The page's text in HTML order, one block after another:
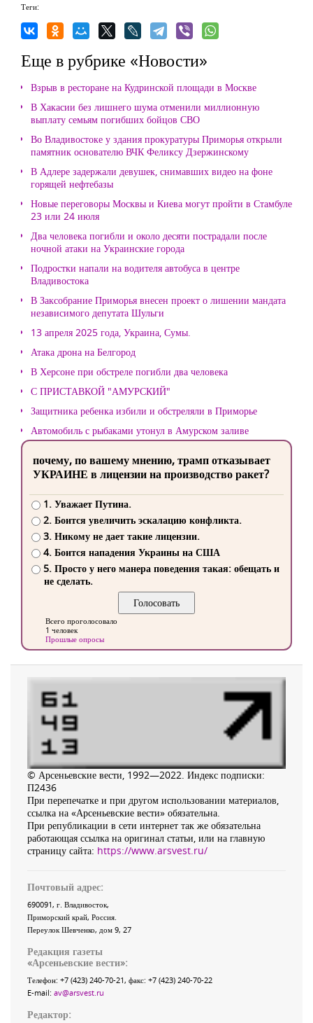
Теги:
Еще в рубрике «Новости»
Взрыв в ресторане на Кудринской площади в Москве
В Хакасии без лишнего шума отменили миллионную
выплату семьям погибших бойцов СВО
Во Владивостоке у здания прокуратуры Приморья открыли
памятник основателю ВЧК Феликсу Дзержинскому
В Адлере задержали девушек, снимавших видео на фоне
горящей нефтебазы
Новые переговоры Москвы и Киева могут пройти в Стамбуле
23 или 24 июля
Два человека погибли и около десяти пострадали после
ночной атаки на Украинские города
Подростки напали на водителя автобуса в центре
Владивостока
В Заксобрание Приморья внесен проект о лишении мандата
независимого депутата Шульги
13 апреля 2025 года, Украина, Сумы.
Атака дрона на Белгород
В Херсоне при обстреле погибли два человека
С ПРИСТАВКОЙ "АМУРСКИЙ"
Защитника ребенка избили и обстреляли в Приморье
Автомобиль с рыбаками утонул в Амурском заливе
почему, по вашему мнению, трамп отказывает
УКРАИНЕ в лицензии на производство ракет?
1. Уважает Путина.
2. Боится увеличить эскалацию конфликта.
3. Никому не дает такие лицензии.
4. Боится нападения Украины на США
5. Просто у него манера поведения такая: обещать и
не сделать.
Всего проголосовало
1 человек
Прошлые опросы
© Арсеньевские вести, 1992—2022. Индекс подписки:
П2436
При перепечатке и при другом использовании материалов,
ссылка на «Арсеньевские вести» обязательна.
При републикации в сети интернет так же обязательна
работающая ссылка на оригинал статьи, или на главную
страницу сайта: https://www.arsvest.ru/
Почтовый адрес:
690091, г. Владивосток,
Приморский край, Россия
Переулок Шевченко, дом 9, 27
Редакция газеты
«Арсеньевские вести»:
Телефон: +7 (423) 240-70-21, факс: +7 (423) 240-70-22
E-mail: av@arsvest.ru
Редактор: